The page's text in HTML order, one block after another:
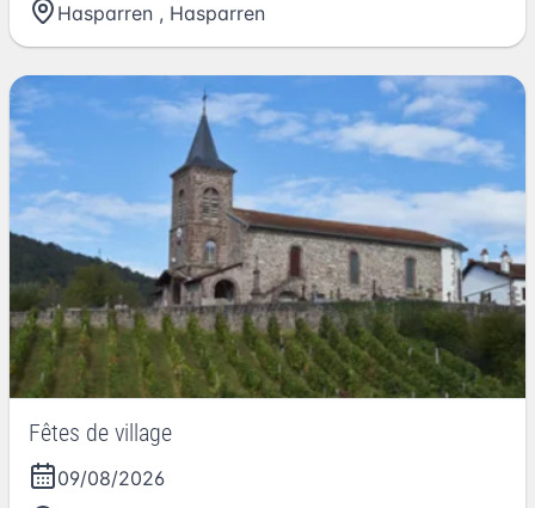
Hasparren , Hasparren
Fêtes de village
09/08/2026